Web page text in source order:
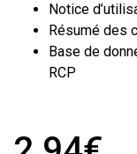
Notice
Résumé des
Base de
RCP